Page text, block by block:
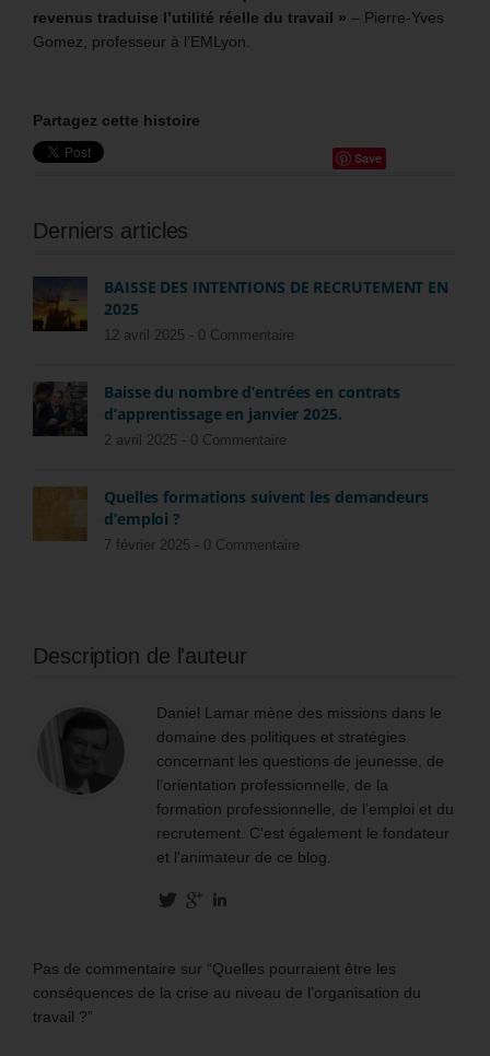
revenus traduise l’utilité réelle du travail » – Pierre-Yves
Gomez, professeur à l’EMLyon.
Partagez cette histoire
Save
Derniers articles
BAISSE DES INTENTIONS DE RECRUTEMENT EN
2025
12 avril 2025 - 0 Commentaire
Baisse du nombre d’entrées en contrats
d’apprentissage en janvier 2025.
2 avril 2025 - 0 Commentaire
Quelles formations suivent les demandeurs
d’emploi ?
7 février 2025 - 0 Commentaire
Description de l'auteur
Daniel Lamar mène des missions dans le
domaine des politiques et stratégies
concernant les questions de jeunesse, de
l’orientation professionnelle, de la
formation professionnelle, de l’emploi et du
recrutement. C'est également le fondateur
et l'animateur de ce blog.
Pas de commentaire sur “Quelles pourraient être les
conséquences de la crise au niveau de l’organisation du
travail ?”